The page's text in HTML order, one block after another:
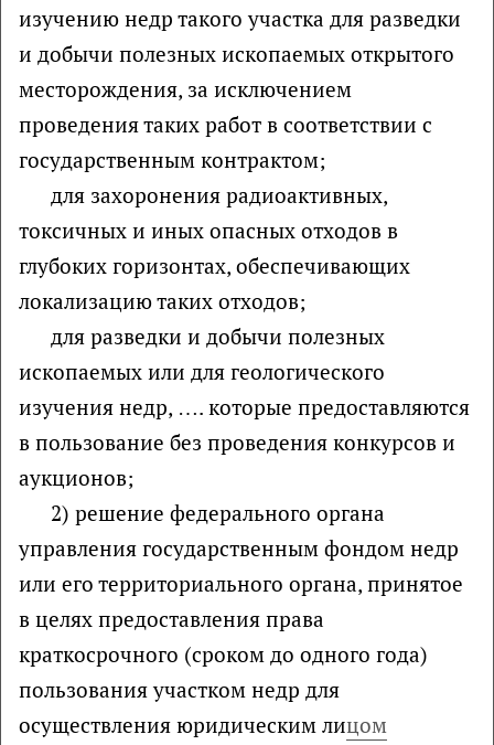
изучению недр такого участка для разведки
и добычи полезных ископаемых открытого
месторождения, за исключением
проведения таких работ в соответствии с
государственным контрактом;
для захоронения радиоактивных,
токсичных и иных опасных отходов в
глубоких горизонтах, обеспечивающих
локализацию таких отходов;
для разведки и добычи полезных
ископаемых или для геологического
изучения недр, …. которые предоставляются
в пользование без проведения конкурсов и
аукционов;
2) решение федерального органа
управления государственным фондом недр
или его территориального органа, принятое
в целях предоставления права
краткосрочного (сроком до одного года)
пользования участком недр для
осуществления юридическим лицом